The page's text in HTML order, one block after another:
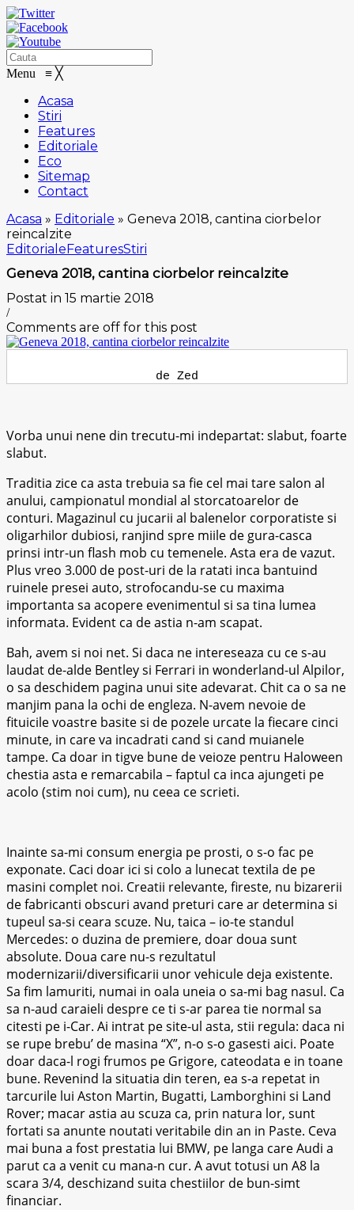
Menu ≡ ╳
Acasa
Stiri
Features
Editoriale
Eco
Sitemap
Contact
Acasa » Editoriale » Geneva 2018, cantina ciorbelor
reincalzite
EditorialeFeaturesStiri
Geneva 2018, cantina ciorbelor reincalzite
Postat in 15 martie 2018
/
Comments are off for this post
de Zed
Vorba unui nene din trecutu-mi indepartat: slabut, foarte
slabut.
Traditia zice ca asta trebuia sa fie cel mai tare salon al
anului, campionatul mondial al storcatoarelor de
conturi. Magazinul cu jucarii al balenelor corporatiste si
oligarhilor dubiosi, ranjind spre miile de gura-casca
prinsi intr-un flash mob cu temenele. Asta era de vazut.
Plus vreo 3.000 de post-uri de la ratati inca bantuind
ruinele presei auto, strofocandu-se cu maxima
importanta sa acopere evenimentul si sa tina lumea
informata. Evident ca de astia n-am scapat.
Bah, avem si noi net. Si daca ne intereseaza cu ce s-au
laudat de-alde Bentley si Ferrari in wonderland-ul Alpilor,
o sa deschidem pagina unui site adevarat. Chit ca o sa ne
manjim pana la ochi de engleza. N-avem nevoie de
fituicile voastre basite si de pozele urcate la fiecare cinci
minute, in care va incadrati cand si cand muianele
tampe. Ca doar in tigve bune de veioze pentru Haloween
chestia asta e remarcabila – faptul ca inca ajungeti pe
acolo (stim noi cum), nu ceea ce scrieti.
Inainte sa-mi consum energia pe prosti, o s-o fac pe
exponate. Caci doar ici si colo a lunecat textila de pe
masini complet noi. Creatii relevante, fireste, nu bizarerii
de fabricanti obscuri avand preturi care ar determina si
tupeul sa-si ceara scuze. Nu, taica – io-te standul
Mercedes: o duzina de premiere, doar doua sunt
absolute. Doua care nu-s rezultatul
modernizarii/diversificarii unor vehicule deja existente.
Sa fim lamuriti, numai in oala uneia o sa-mi bag nasul. Ca
sa n-aud caraieli despre ce ti s-ar parea tie normal sa
citesti pe i-Car. Ai intrat pe site-ul asta, stii regula: daca ni
se rupe brebu’ de masina “X”, n-o s-o gasesti aici. Poate
doar daca-l rogi frumos pe Grigore, cateodata e in toane
bune. Revenind la situatia din teren, ea s-a repetat in
tarcurile lui Aston Martin, Bugatti, Lamborghini si Land
Rover; macar astia au scuza ca, prin natura lor, sunt
fortati sa anunte noutati veritabile din an in Paste. Ceva
mai buna a fost prestatia lui BMW, pe langa care Audi a
parut ca a venit cu mana-n cur. A avut totusi un A8 la
scara 3/4, deschizand suita chestiilor de bun-simt
financiar.